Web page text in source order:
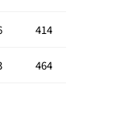
414
464